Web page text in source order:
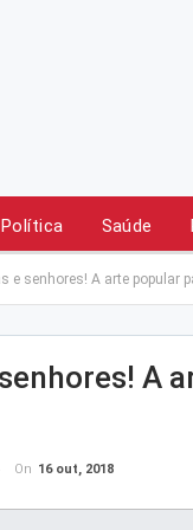
Política Saúde
e senhores! A arte popular
A
On 16 out, 2018